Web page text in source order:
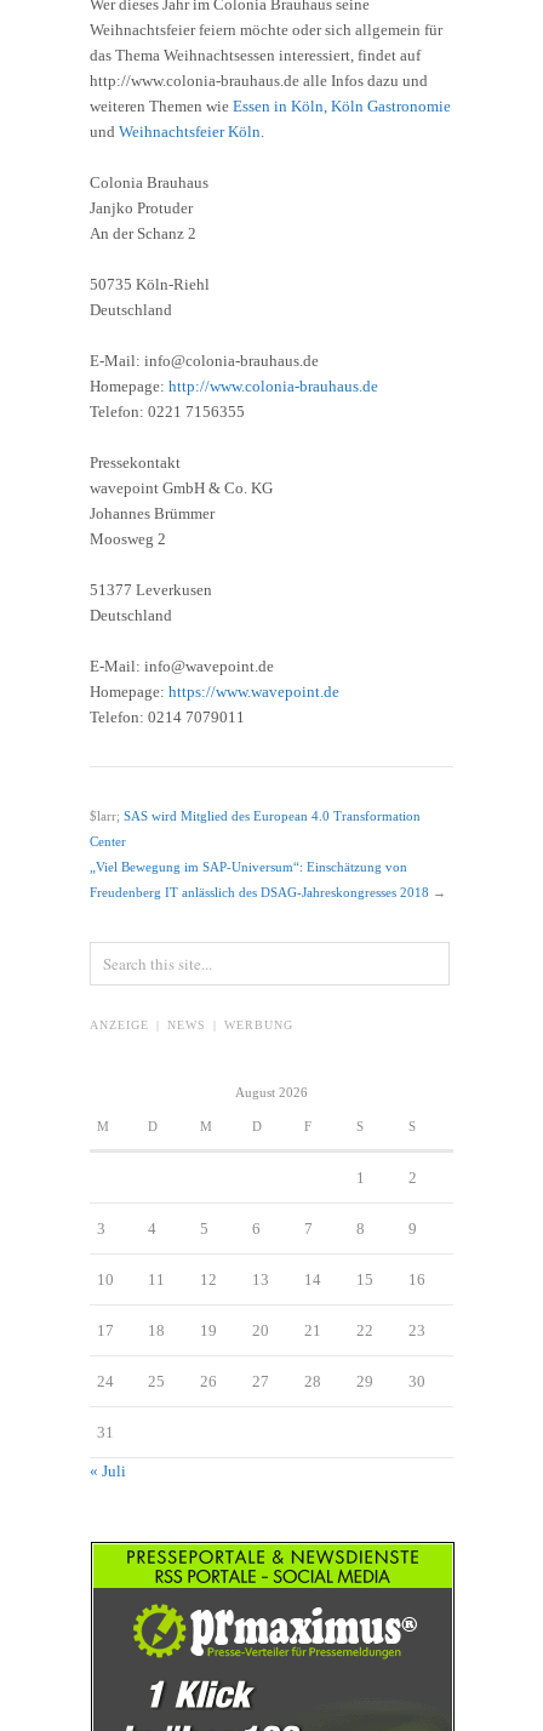
Wer dieses Jahr im Colonia Brauhaus seine
Weihnachtsfeier feiern möchte oder sich allgemein für
das Thema Weihnachtsessen interessiert, findet auf
http://www.colonia-brauhaus.de alle Infos dazu und
weiteren Themen wie Essen in Köln, Köln Gastronomie
und Weihnachtsfeier Köln
Colonia Brauhaus
Janjko Protuder
An der Schanz 2
50735 Köln-Riehl
Deutschland
E-Mail: info@colonia-brauhaus.de
Homepage: http://www.colonia-brauhaus.de
Telefon: 0221 7156355
Pressekontakt
wavepoint GmbH & Co. KG
Johannes Brümmer
Moosweg 2
51377 Leverkusen
Deutschland
E-Mail: info@wavepoint.de
Homepage: https://www.wavepoint.de
Telefon: 0214 7079011
$larr; SAS wird Mitglied des European 4.0 Transformation
Center
„Viel Bewegung im SAP-Universum“: Einschätzung von
Freudenberg IT anlässlich des DSAG-Jahreskongresses 2018 →
ANZEIGE | NEWS | WERBUNG
August 2026
M D M D F S S
1 2
3 4 5 6 7 8 9
10 11 12 13 14 15 16
17 18 19 20 21 22 23
24 25 26 27 28 29 30
31
« Juli